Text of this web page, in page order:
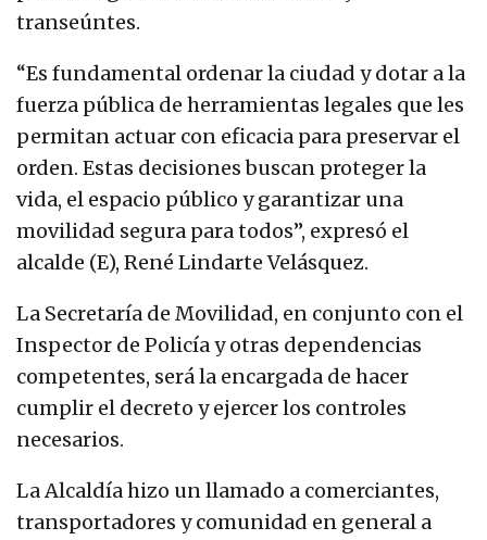
transeúntes.
“Es fundamental ordenar la ciudad y dotar a la
fuerza pública de herramientas legales que les
permitan actuar con eficacia para preservar el
orden. Estas decisiones buscan proteger la
vida, el espacio público y garantizar una
movilidad segura para todos”, expresó el
alcalde (E), René Lindarte Velásquez.
La Secretaría de Movilidad, en conjunto con el
Inspector de Policía y otras dependencias
competentes, será la encargada de hacer
cumplir el decreto y ejercer los controles
necesarios.
La Alcaldía hizo un llamado a comerciantes,
transportadores y comunidad en general a